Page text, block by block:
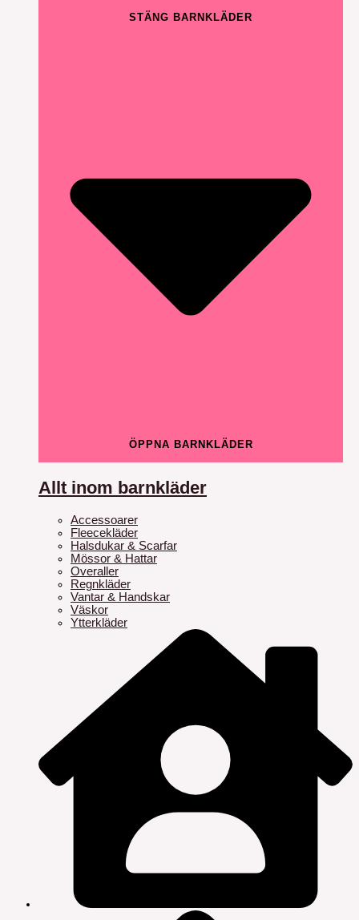
STÄNG BARNKLÄDER
ÖPPNA BARNKLÄDER
Allt inom barnkläder
Accessoarer
Fleecekläder
Halsdukar & Scarfar
Mössor & Hattar
Overaller
Regnkläder
Vantar & Handskar
Väskor
Ytterkläder